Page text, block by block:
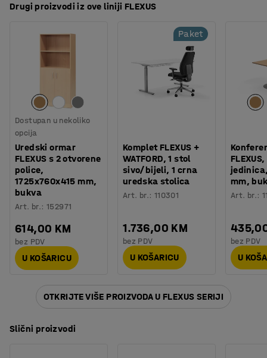
Drugi proizvodi iz ove liniji FLEXUS
Dostupan u nekoliko
opcija
Uredski ormar
FLEXUS s 2 otvorene
police,
1725x760x415 mm,
bukva
Art. br.:152971
614,00 KM
bez PDV
U KOŠARICU
Paket
Komplet FLEXUS +
WATFORD, 1 stol
sivo/bijeli, 1 crna
uredska stolica
Art. br.: 110301
1.736,00 KM
bez PDV
U KOŠARICU
mm,
Art. br.:
bez PDV
U
OTKRIJTE VIŠE PROIZVODA U FLEXUS SERIJI
Slični proizvodi